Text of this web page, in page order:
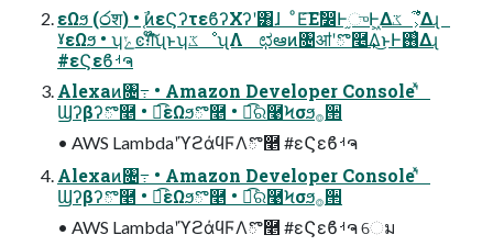
εΩϧ (෮श) • ֤ࣾͷεϚʔτεϐʔΧʔʹ͸ɺ ͦΕ͡Εࣗ෼Ͱ֦ுͰ͖Δػೳ͕͋Δɻ
ˠεΩϧ • ʮݺͼग़໊͠ʯͱʮػೳʯΛ ಛఆͷ৔ॴʹొ࿥͢Δ͜ͱͰ࢖͑Δɻ
#εϚεϐࡳຈ
Alexaͷ৔߹ • Amazon Developer Consoleʹͯ
Ϣʔβʔొ࿥ • ಉ͘͡εΩϧొ࿥ • ಉ͘͡ର࿩Ϟσϧ࡞੒
• AWS LambdaʹϓϩάϥϜΛొ࿥ #εϚεϐࡳຈ
Alexaͷ৔߹ • Amazon Developer Consoleʹͯ
Ϣʔβʔొ࿥ • ಉ͘͡εΩϧొ࿥ • ಉ͘͡ର࿩Ϟσϧ࡞੒
• AWS LambdaʹϓϩάϥϜΛొ࿥ #εϚεϐࡳຈ େม